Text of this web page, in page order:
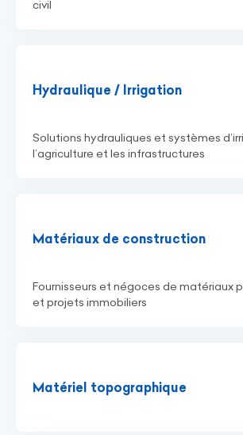
civil
Hydraulique / Irrigation
Solutions hydrauliques et systèmes
l’agriculture et les infrastructures
Matériaux de construction
Fournisseurs et négoces de matériaux
et projets immobiliers
Matériel topographique